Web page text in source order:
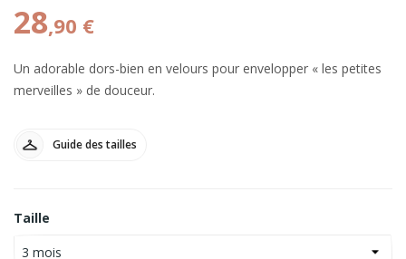
28,90 €
Un adorable dors-bien en velours pour envelopper « les petites
merveilles » de douceur.
Guide des tailles
Taille